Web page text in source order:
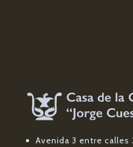
Avenida 3 entre